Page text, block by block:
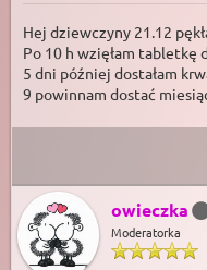
Hej dziewczyny 21.12
Po 10 h wzięłam tabletkę
5 dni później dostałam
9 powinnam dostać
owieczka
Moderatorka